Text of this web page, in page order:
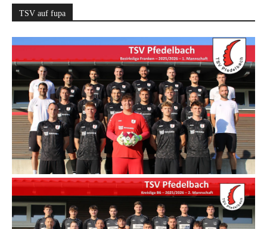
TSV auf fupa